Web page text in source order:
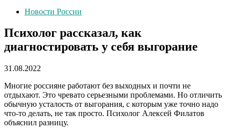
Новости России
Психолог рассказал, как
диагностировать у себя выгорание
31.08.2022
Многие россияне работают без выходных и почти не
отдыхают. Это чревато серьезными проблемами. Но отличить
обычную усталость от выгорания, с которым уже точно надо
что-то делать, не так просто. Психолог Алексей Филатов
объяснил разницу.